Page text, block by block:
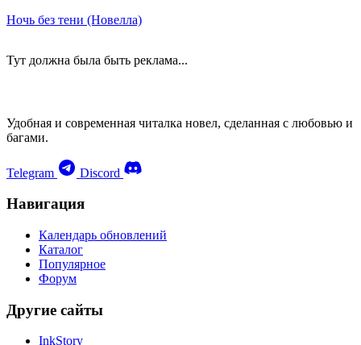
Ночь без тени (Новелла)
Тут должна была быть реклама...
Удобная и современная читалка новел, сделанная с любовью и
багами.
Telegram Discord
Навигация
Календарь обновлений
Каталог
Популярное
Форум
Другие сайты
InkStory